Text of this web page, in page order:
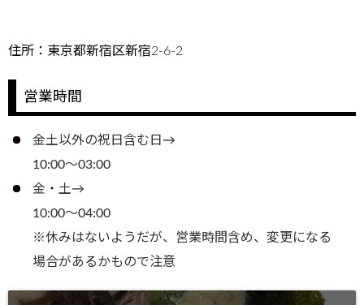
住所：東京都新宿区新宿2-6-2
営業時間
金土以外の祝日含む日→
10:00～03:00
金・土→
10:00～04:00
※休みはないようだが、営業時間含め、変更になる
場合があるかもので注意